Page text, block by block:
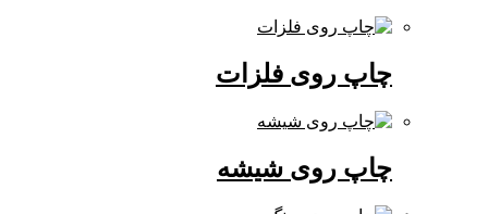
چاپ روی فلزات
چاپ روی شیشه